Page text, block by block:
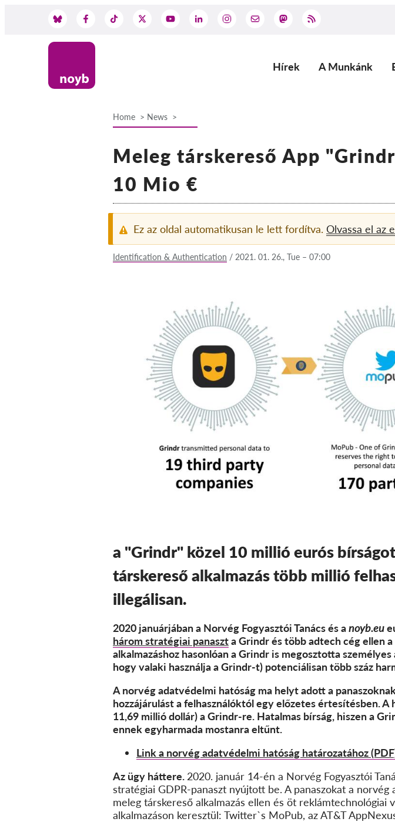
Main
Hírek A Munkánk
Home News
Meleg társkereső App
10 Mio €
Ez az oldal automatikusan le lett fordítva. Olvassa el az
Identification & Authentication / 2021. 01. 26., Tue – 07:00
a "Grindr" közel 10 millió eurós
társkereső alkalmazás több millió
illegálisan.
2020 januárjában a Norvég Fogyasztói Tanács és anoyb.eu
három stratégiai panaszta Grindr és több adtech cég ellen
alkalmazáshoz hasonlóan a Grindr is megosztotta
hogy valaki használja a Grindr-t) potenciálisan több száz
A norvég adatvédelmi hatóság ma helyt adott a
hozzájárulást a felhasználóktól egy előzetes értesítésben.
11,69 millió dollár) a Grindr-re. Hatalmas bírság, hiszen a
ennek egyharmada mostanra eltűnt.
Link a norvég adatvédelmi hatóság határozatához
Az ügy háttere. 2020. január 14-én a Norvég Fogyasztói
stratégiai GDPR-panaszt nyújtott be. A panaszokat a
meleg társkereső alkalmazás ellen és öt reklámtechnológiai
alkalmazáson keresztül: Twitter`s MoPub, az AT&T